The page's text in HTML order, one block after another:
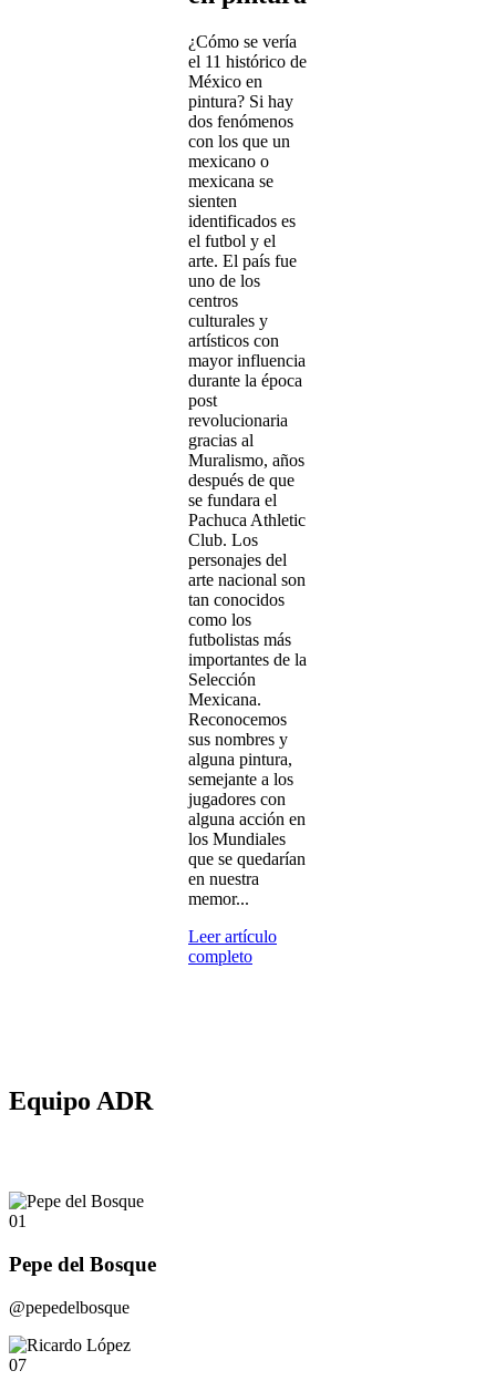
¿Cómo se vería
el 11 histórico de
México en
pintura? Si hay
dos fenómenos
con los que un
mexicano o
mexicana se
sienten
identificados es
el futbol y el
arte. El país fue
uno de los
centros
culturales y
artísticos con
mayor influencia
durante la época
post
revolucionaria
gracias al
Muralismo, años
después de que
se fundara el
Pachuca Athletic
Club. Los
personajes del
arte nacional son
tan conocidos
como los
futbolistas más
importantes de la
Selección
Mexicana.
Reconocemos
sus nombres y
alguna pintura,
semejante a los
jugadores con
alguna acción en
los Mundiales
que se quedarían
en nuestra
memor...
Leer artículo
completo
Equipo ADR
01
Pepe del Bosque
@pepedelbosque
07